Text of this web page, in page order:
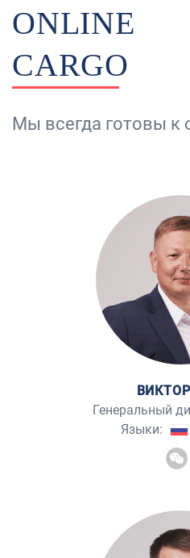
ONLINE
CARGO
Мы всегда готовы к
Генеральный
Языки: